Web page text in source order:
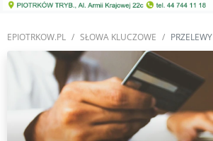
EPIOTRKOW.PL SŁOWA KLUCZOWE PRZELEWY